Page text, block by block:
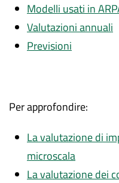
Modelli usati in
Valutazioni annuali
Previsioni
Per approfondire:
La valutazione di
microscala
La valutazione dei